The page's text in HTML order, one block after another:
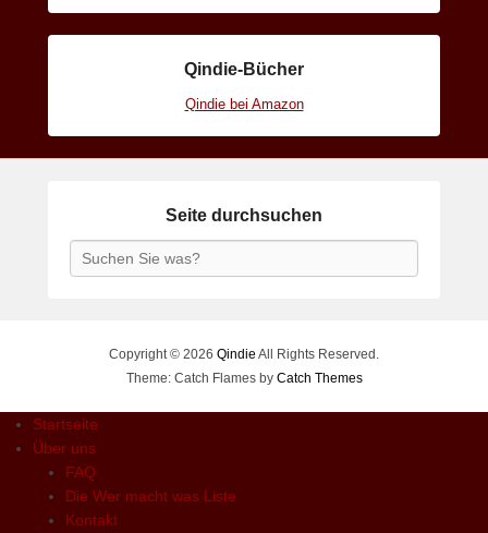
Qindie-Bücher
Qindie bei Amazon
Seite durchsuchen
Search
Copyright © 2026 Qindie All Rights Reserved.
Theme: Catch Flames by Catch Themes
Startseite
Über uns
FAQ
Die Wer macht was Liste
Kontakt